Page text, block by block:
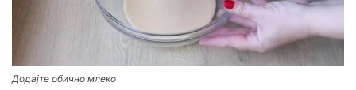
Додајте обично млеко